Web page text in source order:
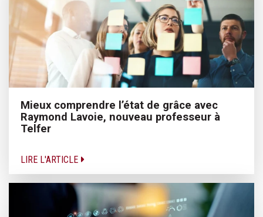
Mieux comprendre l’état de grâce avec
Raymond Lavoie, nouveau professeur à
Telfer
LIRE L'ARTICLE